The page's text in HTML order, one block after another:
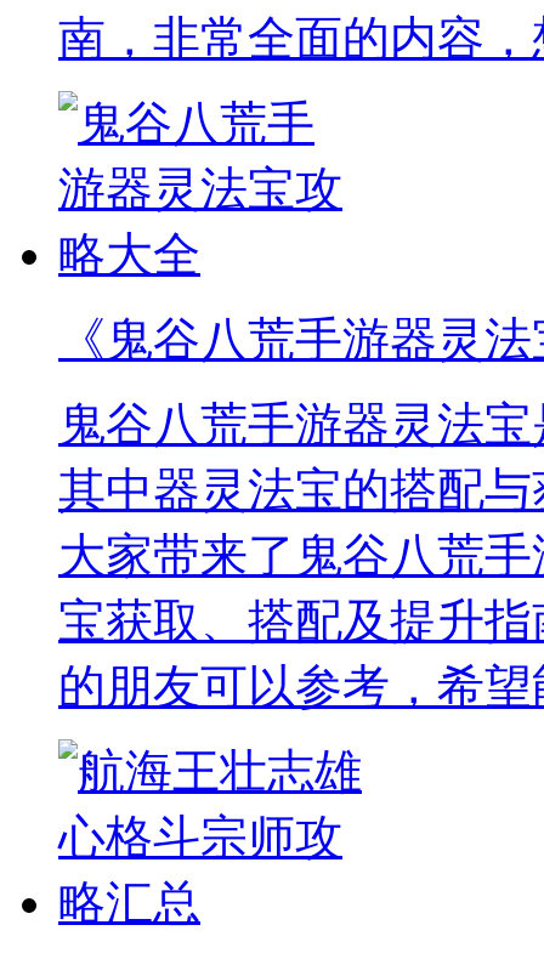
南，非常全面的内容
《鬼谷八荒手游器灵
鬼谷八荒手游器灵法
其中器灵法宝的搭配
大家带来了鬼谷八荒
宝获取、搭配及提升
的朋友可以参考，希